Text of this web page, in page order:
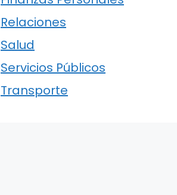
Relaciones
Salud
Servicios Públicos
Transporte